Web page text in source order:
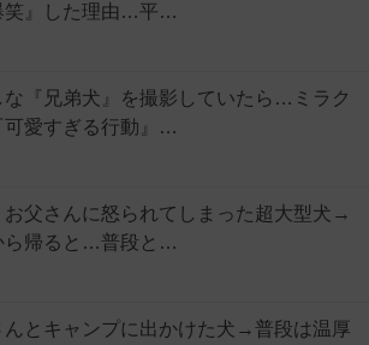
笑』した理由…平…
な『兄弟犬』を撮影していたら…ミラク
可愛すぎる行動』…
お父さんに怒られてしまった超大型犬→
ら帰ると…普段と…
んとキャンプに出かけた犬→普段は温厚